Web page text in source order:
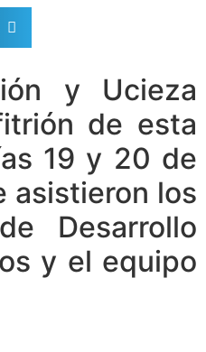
y Ucieza
de esta
19 y 20 de
asistieron los
Desarrollo
y el equipo